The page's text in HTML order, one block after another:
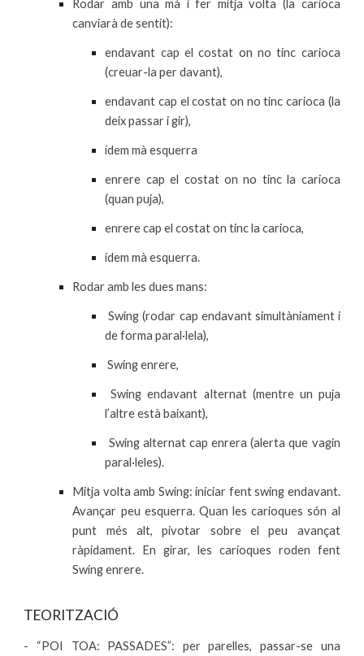
Rodar amb una mà i fer mitja volta (la carioca
canviarà de sentit):
endavant cap el costat on no tinc carioca
(creuar-la per davant),
endavant cap el costat on no tinc carioca (la
deix passar i gir),
ídem mà esquerra
enrere cap el costat on no tinc la carioca
(quan puja),
enrere cap el costat on tinc la carioca,
ídem mà esquerra.
Rodar amb les dues mans:
Swing (rodar cap endavant simultàniament i
de forma paral·lela),
Swing enrere,
Swing endavant alternat (mentre un puja
l’altre està baixant),
Swing alternat cap enrera (alerta que vagin
paral·leles).
Mitja volta amb Swing: iniciar fent swing endavant.
Avançar peu esquerra. Quan les carioques són al
punt més alt, pivotar sobre el peu avançat
ràpidament. En girar, les carioques roden fent
Swing enrere.
TEORITZACIÓ
- “POI TOA: PASSADES”: per parelles, passar-se una